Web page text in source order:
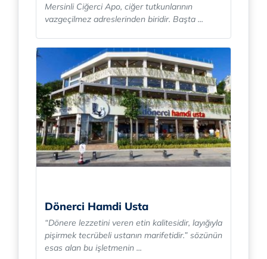
Mersinli Ciğerci Apo, ciğer tutkunlarının
vazgeçilmez adreslerinden biridir. Başta ...
Dönerci Hamdi Usta
“Dönere lezzetini veren etin kalitesidir, layığıyla
pişirmek tecrübeli ustanın marifetidir.” sözünün
esas alan bu işletmenin ...